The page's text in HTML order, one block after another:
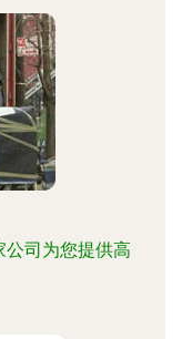
司为您提供高